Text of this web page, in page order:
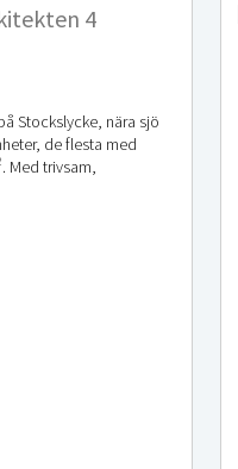
4
Stockslycke, nära sjö
de flesta med
. Med trivsam,